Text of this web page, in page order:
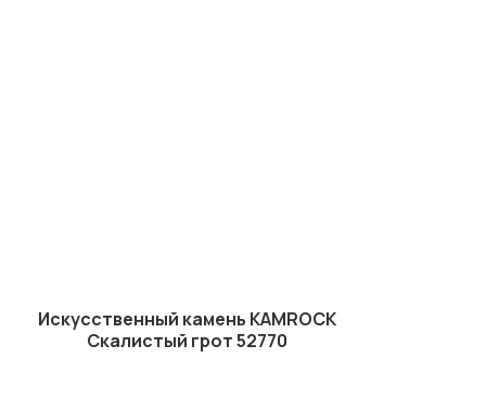
Искусственный камень KAMROCK
Скалистый грот 52770